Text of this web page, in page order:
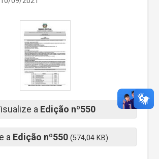
a Edição nº550
a Edição nº550 (574,04 KB)